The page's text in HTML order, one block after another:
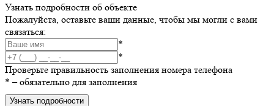
Узнать подробности об объекте
Пожалуйста, оставьте ваши данные, чтобы мы могли с вами
связаться:
*
*
Проверьте правильность заполнения номера телефона
* – обязательно для заполнения
Узнать подробности